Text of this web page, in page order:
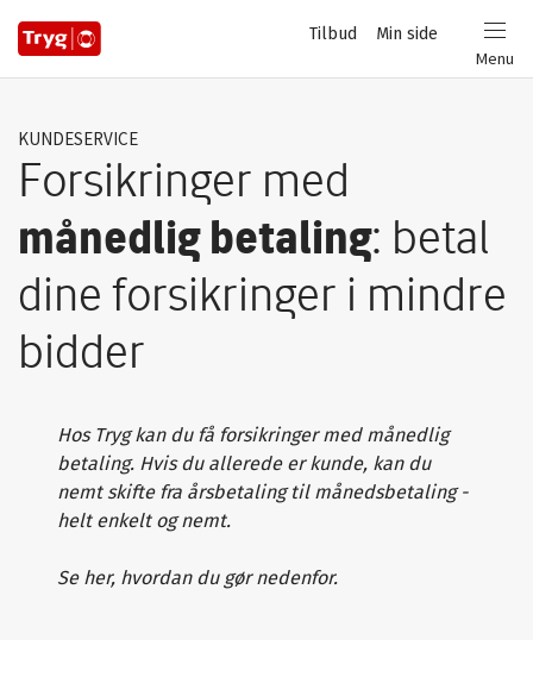
Menu
Privat
Login
Min side
Tilbud
KUNDESERVICE
Forsikringer med
månedlig betaling: betal
dine forsikringer i mindre
bidder
Hos Tryg kan du få forsikringer med månedlig
betaling. Hvis du allerede er kunde, kan du
nemt skifte fra årsbetaling til månedsbetaling -
helt enkelt og nemt.
Se her, hvordan du gør nedenfor.